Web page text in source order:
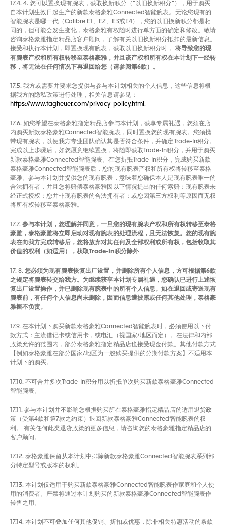
17.4. 4. 您可以置换现有腕表，获取换新积分（“以旧换新积分”），用于购买
自本计划生效日起生产的新款泰格豪雅Connected智能腕表。无论您现有的
智能腕表是哪一代（Calibre E1、E2、E3或E4），您的以旧换新积分都是相
同的，但可能会发生变化，泰格豪雅有权随时进行单方面的确定和修改。敬请
咨询泰格豪雅指定精品店客户顾问，了解有关以旧换新积分抵扣的最新信息。
接受和执行本计划，即置换现有腕表，获取以旧换新积分时， 将导致您的现
有腕表产权和所有权转移至泰格豪雅，并且该产权和所有权在本计划下一经转
移，将无法在任何情况下再退回给您（请参阅第6款）。
17.5. 我方或需要并要求您提供与参与本计划相关的个人信息，这些信息将根
据我方的隐私政策进行处理，相关信息请参见：
https://www.tagheuer.com/privacy-policy.html .
17.6. 如您希望在泰格豪雅指定精品店参与本计划，获享专属礼遇，您须在店
内购买新款泰格豪雅Connected智能腕表，同时置换您的现有腕表。您须携
带现有腕表，以便我方专业团队确认其是否符合条件，并确定Trade-In积分。
完成以上步骤后，如您愿意继续置换，将随即获取Trade-In积分，并用于购买
新款泰格豪雅Connected智能腕表。在您折抵Trade-In积分，完成购买新款
泰格豪雅Connected智能腕表后，您的现有腕表产权和所有权将转移至泰格
豪雅。参与本计划并提供您的现有腕表，意味着您确保本人是现有腕表唯一的
合法拥有者，并且您将赔偿泰格豪雅因以下情况提出的任何索赔：现有腕表未
经正式授权；您并非现有腕表的合法拥有者；或您因第三方权利等原因而无权
将所有权转移至泰格豪雅。
17.7. 参与本计划，您理解并同意，一旦您的现有腕表产权和所有权转移至泰格
豪雅，泰格豪雅将立即启动对现有腕表的处理流程，且无法恢复。您的现有腕
表在向我方完成转移后，您将放弃对其任何及全部权利或所有权，包括收取其
价值的权利（如适用），获取Trade-In积分除外
17. 8. 您必须为现有腕表恢复出厂设置，并删除所有个人信息，方可根据第6款
之规定将腕表转交给我方。为继续获享本计划专属礼遇，您确认已进行上述恢
复出厂设置操作，并已删除现有腕表中的所有个人信息。如在退回或寄送现有
腕表前，有任何个人信息尚未删除，因而信息遭披露或任何其他处理，泰格豪
雅概不负责。
17.9. 在本计划下购买新款泰格豪雅Connected智能腕表时，必须使用以下付
款方式：主流借记卡或信用卡，或电汇（视国家/地区而定）。在法律和内部
政策允许的范围内，部分泰格豪雅指定精品店也接受现金付款。其他付款方式
【例如泰格豪雅在部分国家/地区为一般购买提供的分期付款方案】不适用本
计划下的购买。
17.10. 不可合并多次Trade-In积分用以折抵单次购买新款泰格豪雅Connected
智能腕表。
17.11. 参与本计划并不影响您根据购买所在泰格豪雅指定精品店的适用退货政
策（受第4款和第7款之约束）退回新款泰格豪雅Connected智能腕表的权
利。 有关任何此类退货政策的更多信息，请咨询您的泰格豪雅指定精品店的
客户顾问。
17.12. 泰格豪雅保留从本计划中排除新款泰格豪雅Connected智能腕表系列部
分特定型号或版本的权利。
17.13. 本计划仅适用于购买新款泰格豪雅Connected智能腕表作家庭和个人使
用的消费者。严禁将通过本计划购买的新款泰格豪雅Connected智能腕表作
转售之用。
17.14. 本计划不可叠加任何其他促销、折扣或优惠，除非相关特惠活动的条款